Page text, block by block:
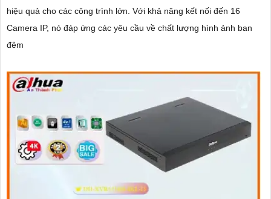
hiệu quả cho các công trình lớn. Với khả năng kết nối đến 16
Camera IP, nó đáp ứng các yêu cầu về chất lượng hình ảnh ban
đêm